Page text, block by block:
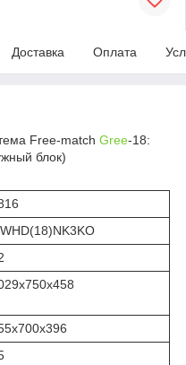
Доставка Оплата
Free-match Gree-18:
блок)